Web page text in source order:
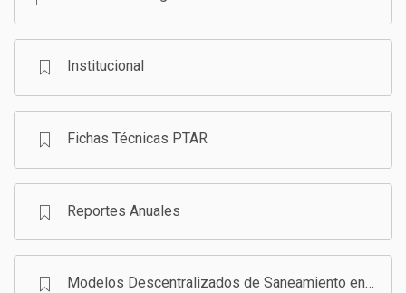
Institucional
Fichas Técnicas PTAR
Reportes Anuales
Modelos Descentralizados de Saneamiento en Bolivia - Programa